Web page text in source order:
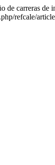
de carreras de
refcale/